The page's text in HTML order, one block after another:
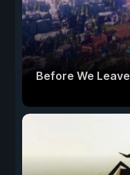
Before We Leave